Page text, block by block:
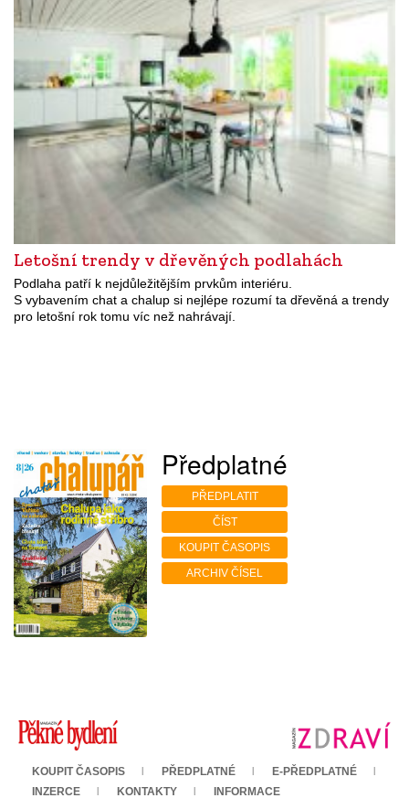
Letošní trendy v dřevěných podlahách
Podlaha patří k nejdůležitějším prvkům interiéru.
S vybavením chat a chalup si nejlépe rozumí ta dřevěná a trendy
pro letošní rok tomu víc než nahrávají.
Předplatné
PŘEDPLATIT
ČÍST
KOUPIT ČASOPIS
ARCHIV ČÍSEL
KOUPIT ČASOPIS PŘEDPLATNÉ
E-PŘEDPLATNÉ
INZERCE
KONTAKTY INFORMACE